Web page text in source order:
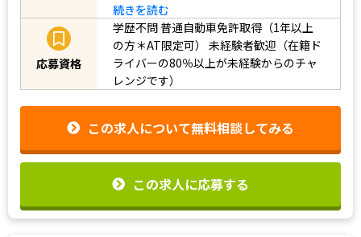
続きを読む
応募資格
学歴不問普通自動車免許取得（1年以上
の方＊AT限定可）
未経験者歓迎（在籍ド
ライバーの80％以上が未経験からのチャ
レンジです）
この求人について無料相談してみる
この求人に応募する